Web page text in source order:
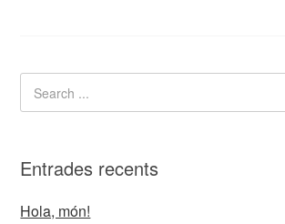
Entrades recents
Hola, món!